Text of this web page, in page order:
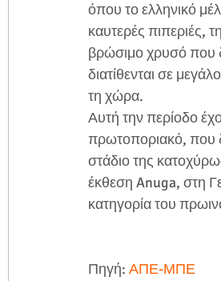
όπου το ελληνικό
καυτερές πιπεριές,
βρώσιμο χρυσό που
διατίθενται σε
τη χώρα.
Αυτή την περίοδο
πρωτοποριακό, που
στάδιο της
έκθεση Anuga, στη
κατηγορία του
Πηγή: ΑΠΕ-ΜΠΕ